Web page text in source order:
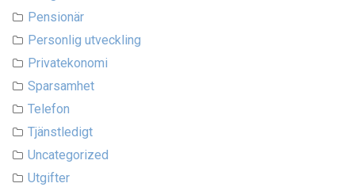
Pensionär
Personlig utveckling
Privatekonomi
Sparsamhet
Telefon
Tjänstledigt
Uncategorized
Utgifter